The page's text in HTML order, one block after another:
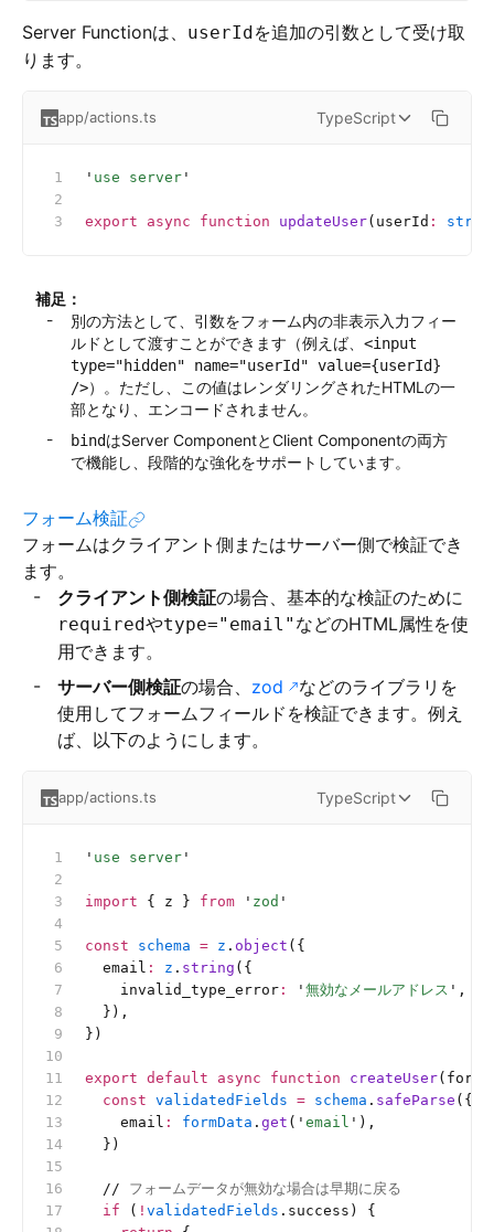
Server Functionは、 userIdを追加の引数として受け取
ります。
app/actions.ts TypeScript
' use server '
export async function updateUser(userId :
補足：
別の方法として、引数をフォーム内の非表示入力フィー
ルドとして渡すことができます（例えば、 <input
type="hidden" name="userId" value={userId}
/>）。ただし、この値はレンダリングされたHTMLの一
部となり、エンコードされません。
bindはServer ComponentとClient Componentの両方
で機能し、段階的な強化をサポートしています。
フォーム検証
フォームはクライアント側またはサーバー側で検証でき
ます。
クライアント側検証の場合、基本的な検証のために
requiredやtype="email" などのHTML属性を使
用できます。
サーバー側検証の場合、 zod
などのライブラリを
使用してフォームフィールドを検証できます。例え
ば、以下のようにします。
app/actions.ts TypeScript
' use server '
import { z } from ' zod '
const schema = z . object ({
  email
: z . string ({
    invalid_type_error
: ' 無効なメールアドレス ' ,
  }),
})
export default async function createUser
  const
validatedFields = schema . safeParse ({
    email
: formData . get ( ' email ' ),
  })
  //
フォームデータが無効な場合は早期に戻る
  if
( ! validatedFields .success) {